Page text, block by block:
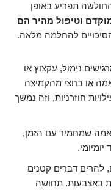
תפריע באופן
מוקדם וטיפול מהיר הם
להחלמה מלאה.
נימול, עקצוץ או
או בחצי מהקמיצה
חוזרניות, וזה נמשך
שמחמיר עם הזמן,
להרים דברים קטנים
באצבעות. תחושה